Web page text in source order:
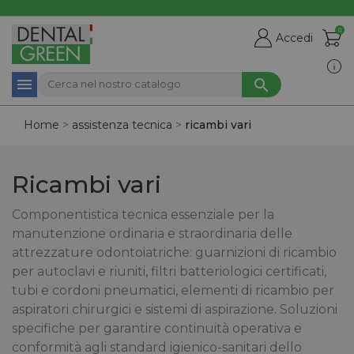



 Accedi shopping_cart0
Home assistenza tecnica ricambi vari
Ricambi vari
Componentistica tecnica essenziale per la
manutenzione ordinaria e straordinaria delle
attrezzature odontoiatriche: guarnizioni di ricambio
per autoclavi e riuniti, filtri batteriologici certificati,
tubi e cordoni pneumatici, elementi di ricambio per
aspiratori chirurgici e sistemi di aspirazione. Soluzioni
specifiche per garantire continuità operativa e
conformità agli standard igienico-sanitari dello